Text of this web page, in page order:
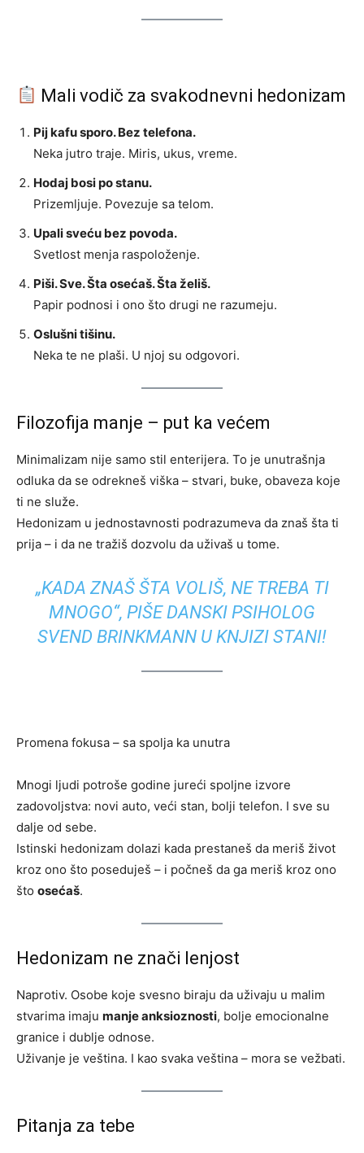
Mali vodič za svakodnevni hedonizam
Pij kafu sporo. Bez telefona.
Neka jutro traje. Miris, ukus, vreme.
Hodaj bosi po stanu.
Prizemljuje. Povezuje sa telom.
Upali sveću bez povoda.
Svetlost menja raspoloženje.
Piši. Sve. Šta osećaš. Šta želiš.
Papir podnosi i ono što drugi ne razumeju.
Oslušni tišinu.
Neka te ne plaši. U njoj su odgovori.
Filozofija manje – put ka većem
Minimalizam nije samo stil enterijera. To je unutrašnja
odluka da se odrekneš viška – stvari, buke, obaveza koje
ti ne služe.
Hedonizam u jednostavnosti podrazumeva da znaš šta ti
prija – i da ne tražiš dozvolu da uživaš u tome.
„KADA ZNAŠ ŠTA VOLIŠ, NE TREBA TI
MNOGO“, PIŠE DANSKI PSIHOLOG
SVEND BRINKMANN U KNJIZI STANI!
Promena fokusa – sa spolja ka unutra
Mnogi ljudi potroše godine jureći spoljne izvore
zadovoljstva: novi auto, veći stan, bolji telefon. I sve su
dalje od sebe.
Istinski hedonizam dolazi kada prestaneš da meriš život
kroz ono što poseduješ – i počneš da ga meriš kroz ono
što osećaš.
Hedonizam ne znači lenjost
Naprotiv. Osobe koje svesno biraju da uživaju u malim
stvarima imaju manje anksioznosti, bolje emocionalne
granice i dublje odnose.
Uživanje je veština. I kao svaka veština – mora se vežbati.
Pitanja za tebe